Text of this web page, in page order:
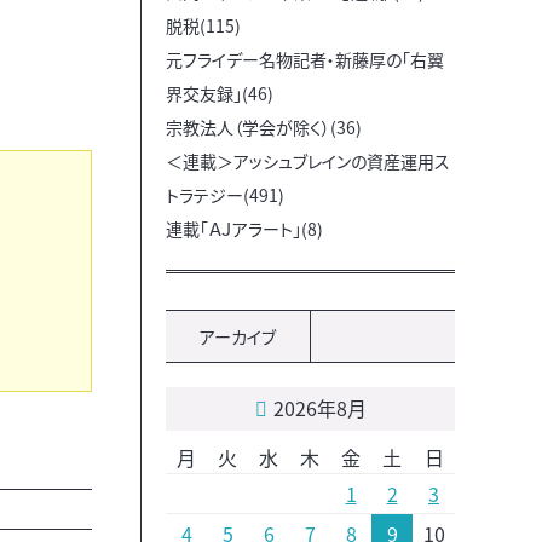
脱税(115)
元フライデー名物記者・新藤厚の「右翼
界交友録」(46)
宗教法人（学会が除く）(36)
＜連載＞アッシュブレインの資産運用ス
トラテジー(491)
連載「ＡＪアラート」(8)
アーカイブ
2026年8月
月
火 水 木 金 土
日
1
2
3
4
5 6 7 8 9 10